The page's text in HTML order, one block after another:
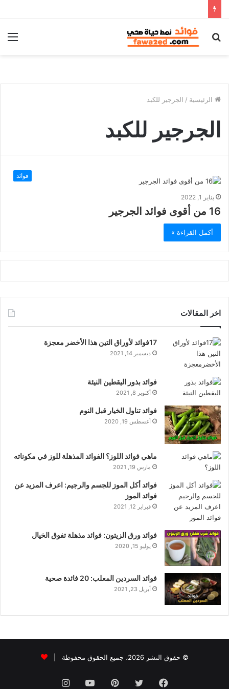
بحث
الرئيسية / الجرجير للكبد
الجرجير للكبد
فوائد
يناير 1, 2022
16 من أقوى فوائد الجرجير
أكمل القراءة »
اخر المقالات
17فوائد لأوراق التين هذا الأخضر معجزة
ديسمبر 14, 2021
فوائد بذور اليقطين النيئة
أكتوبر 8, 2021
فوائد تناول الخيار قبل النوم
أغسطس 19, 2020
ماهي فوائد اللوز؟ الفوائد المذهلة للوز في مكوناته
مارس 19, 2021
فوائد أكل الموز للجسم والرجيم: اعرف المزيد عن
فوائد الموز
فبراير 12, 2021
فوائد ورق الزيتون: فوائد مذهلة تفوق الخيال
يوليو 15, 2020
فوائد السردين المعلب: 20 فائدة صحية
أبريل 23, 2021
© حقوق النشر 2026، جميع الحقوق محفوظة |
فيسبوك تويتر بينتيريستيوتيوبانستقرام